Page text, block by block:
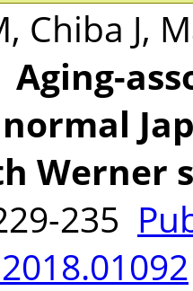
Chiba J,
Aging-
Werner
235